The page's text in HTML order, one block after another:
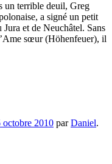
un terrible deuil, Greg
a signé un petit
et de Neuchâtel. Sans
sœur (Höhenfeuer), il
octobre 2010 parDaniel.